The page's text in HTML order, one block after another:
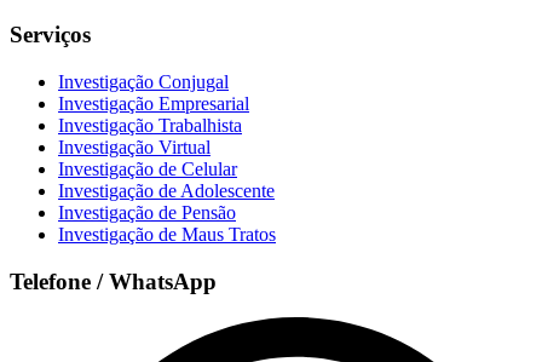
Serviços
Investigação Conjugal
Investigação Empresarial
Investigação Trabalhista
Investigação Virtual
Investigação de Celular
Investigação de Adolescente
Investigação de Pensão
Investigação de Maus Tratos
Telefone / WhatsApp